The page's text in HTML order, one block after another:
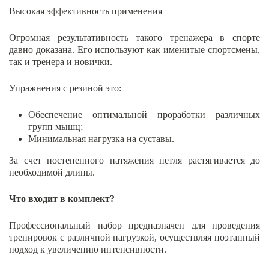
Высокая эффективность применения
Огромная результативность такого тренажера в спорте
давно доказана. Его используют как именитые спортсмены,
так и тренера и новички.
Упражнения с резиной это:
Обеспечение оптимальной проработки различных
групп мышц;
Минимальная нагрузка на суставы.
За счет постепенного натяжения петля растягивается до
необходимой длины.
Что входит в комплект?
Профессиональный набор предназначен для проведения
тренировок с различной нагрузкой, осуществляя поэтапный
подход к увеличению интенсивности.